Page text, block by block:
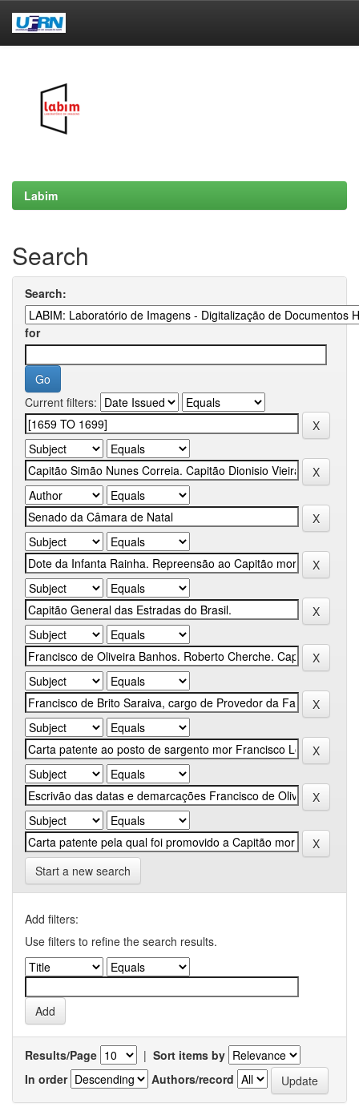
Labim
Search
Search:
for
Current filters:
Start a new search
Add filters:
Use filters to refine the search results.
Results/Page | Sort items by
In order
Authors/record